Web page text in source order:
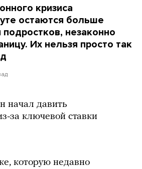
кризиса
остаются больше
незаконно
Их нельзя просто так
начал давить
за ключевой ставки
которую недавно